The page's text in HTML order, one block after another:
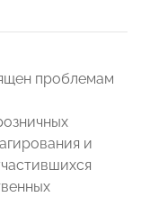
проблемам
и